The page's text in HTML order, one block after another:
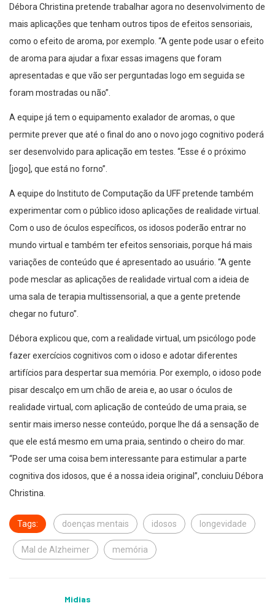
Débora Christina pretende trabalhar agora no desenvolvimento de
mais aplicações que tenham outros tipos de efeitos sensoriais,
como o efeito de aroma, por exemplo. “A gente pode usar o efeito
de aroma para ajudar a fixar essas imagens que foram
apresentadas e que vão ser perguntadas logo em seguida se
foram mostradas ou não”.
A equipe já tem o equipamento exalador de aromas, o que
permite prever que até o final do ano o novo jogo cognitivo poderá
ser desenvolvido para aplicação em testes. “Esse é o próximo
[jogo], que está no forno”.
A equipe do Instituto de Computação da UFF pretende também
experimentar com o público idoso aplicações de realidade virtual.
Com o uso de óculos específicos, os idosos poderão entrar no
mundo virtual e também ter efeitos sensoriais, porque há mais
variações de conteúdo que é apresentado ao usuário. “A gente
pode mesclar as aplicações de realidade virtual com a ideia de
uma sala de terapia multissensorial, a que a gente pretende
chegar no futuro”.
Débora explicou que, com a realidade virtual, um psicólogo pode
fazer exercícios cognitivos com o idoso e adotar diferentes
artifícios para despertar sua memória. Por exemplo, o idoso pode
pisar descalço em um chão de areia e, ao usar o óculos de
realidade virtual, com aplicação de conteúdo de uma praia, se
sentir mais imerso nesse conteúdo, porque lhe dá a sensação de
que ele está mesmo em uma praia, sentindo o cheiro do mar.
“Pode ser uma coisa bem interessante para estimular a parte
cognitiva dos idosos, que é a nossa ideia original”, concluiu Débora
Christina.
Tags: doenças mentais idosos longevidade
Mal de Alzheimer memória
Midias